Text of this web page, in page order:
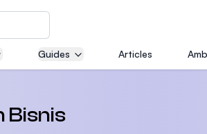
Guides Articles
Bisnis